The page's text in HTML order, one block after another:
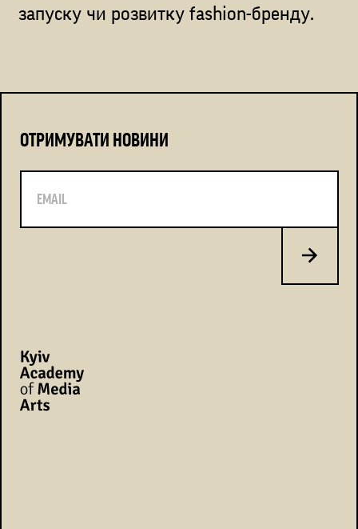
запуску чи розвитку fashion-бренду.
ОТРИМУВАТИ НОВИНИ